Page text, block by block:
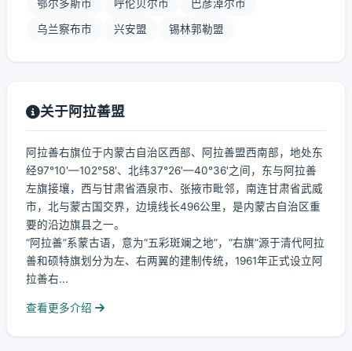
鄂尔多斯市 呼伦贝尔市 巴彦淖尔市
乌兰察布市 兴安盟 锡林郭勒盟
关于阿拉善盟
阿拉善右旗位于内蒙古自治区西部、阿拉善盟西南部，地处东
经97°10′—102°58′、北纬37°26′—40°36′之间，东与阿拉善
左旗接壤，西与甘肃省酒泉市、张掖市毗邻，南连甘肃省武威
市，北与蒙古国交界，边境线长496公里，是内蒙古自治区重
要的沿边旗县之一。
“阿拉善”系蒙古语，意为“五彩斑斓之地”，“右旗”源于清代阿拉
善和硕特旗划分为左、右两翼的建制传统，1961年正式设立阿
拉善右...
查看更多介绍